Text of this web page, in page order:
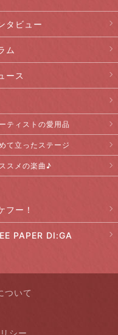
タビュー
ム
ース
ティストの愛用品
て立ったステージ
スメの楽曲♪
フー！
PAPER DI:GA
ついて
シー